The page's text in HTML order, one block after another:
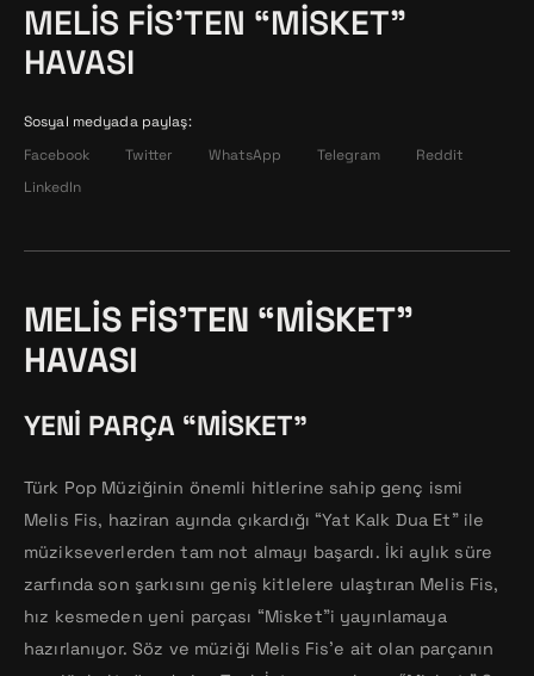
MELIS FIS’TEN “MISKET”
HAVASI
Sosyal medyada paylaş:
Facebook
Twitter WhatsApp Telegram
Reddit
LinkedIn
MELIS FIS’TEN “MISKET”
HAVASI
YENI PARÇA “MISKET”
Türk Pop Müziğinin önemli hitlerine sahip genç ismi
Melis Fis, haziran ayında çıkardığı “Yat Kalk Dua Et” ile
müzikseverlerden tam not almayı başardı. İki aylık süre
zarfında son şarkısını geniş kitlelere ulaştıran Melis Fis,
hız kesmeden yeni parçası “Misket”i yayınlamaya
hazırlanıyor. Söz ve müziği Melis Fis’e ait olan parçanın